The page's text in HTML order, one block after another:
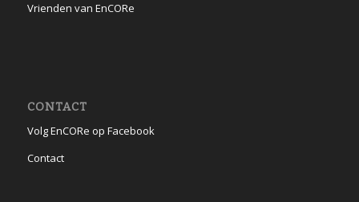
Vrienden van EnCORe
CONTACT
Volg EnCORe op Facebook
Contact